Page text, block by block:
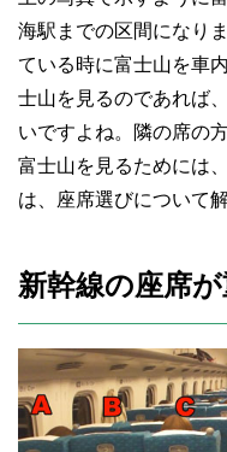
海駅までの区間になり
ている時に富士山を車
士山を見るのであれば
いですよね。隣の席の
富士山を見るためには
は、座席選びについて
新幹線の座席